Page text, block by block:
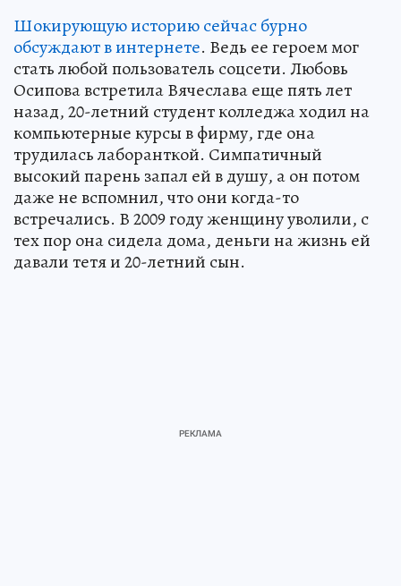
Шокирующую историю сейчас бурно
обсуждают в интернете. Ведь ее героем мог
стать любой пользователь соцсети. Любовь
Осипова встретила Вячеслава еще пять лет
назад, 20-летний студент колледжа ходил на
компьютерные курсы в фирму, где она
трудилась лаборанткой. Симпатичный
высокий парень запал ей в душу, а он потом
даже не вспомнил, что они когда-то
встречались. В 2009 году женщину уволили, с
тех пор она сидела дома, деньги на жизнь ей
давали тетя и 20-летний сын.